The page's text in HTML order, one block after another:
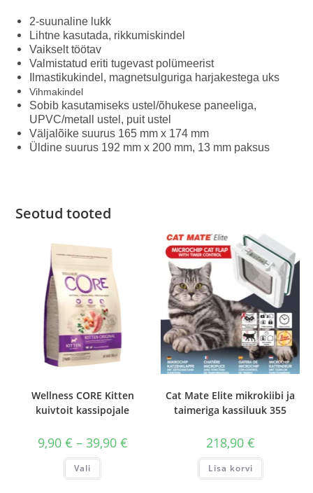
2-suunaline lukk
Lihtne kasutada, rikkumiskindel
Vaikselt töötav
Valmistatud eriti tugevast polümeerist
Ilmastikukindel, magnetsulguriga harjakestega uks
Vihmakindel
Sobib kasutamiseks ustel/õhukese paneeliga,
UPVC/metall ustel, puit ustel
Väljalõike suurus 165 mm x 174 mm
Üldine suurus 192 mm x 200 mm, 13 mm paksus
Seotud tooted
Wellness CORE Kitten
kuivtoit kassipojale
9,90 € – 39,90 €Hinnavahemik:
9,90 €
Vali
Sellel
on
Cat Mate Elite mikrokiibi ja
taimeriga kassiluuk 355
218,90 €
Lisa korvi